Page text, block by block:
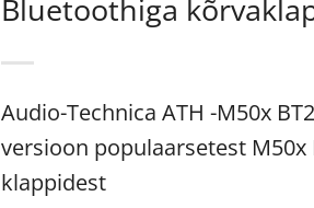
Bluetoothiga
Audio-Technica ATH -M50x
versioon populaarsetest
klappidest